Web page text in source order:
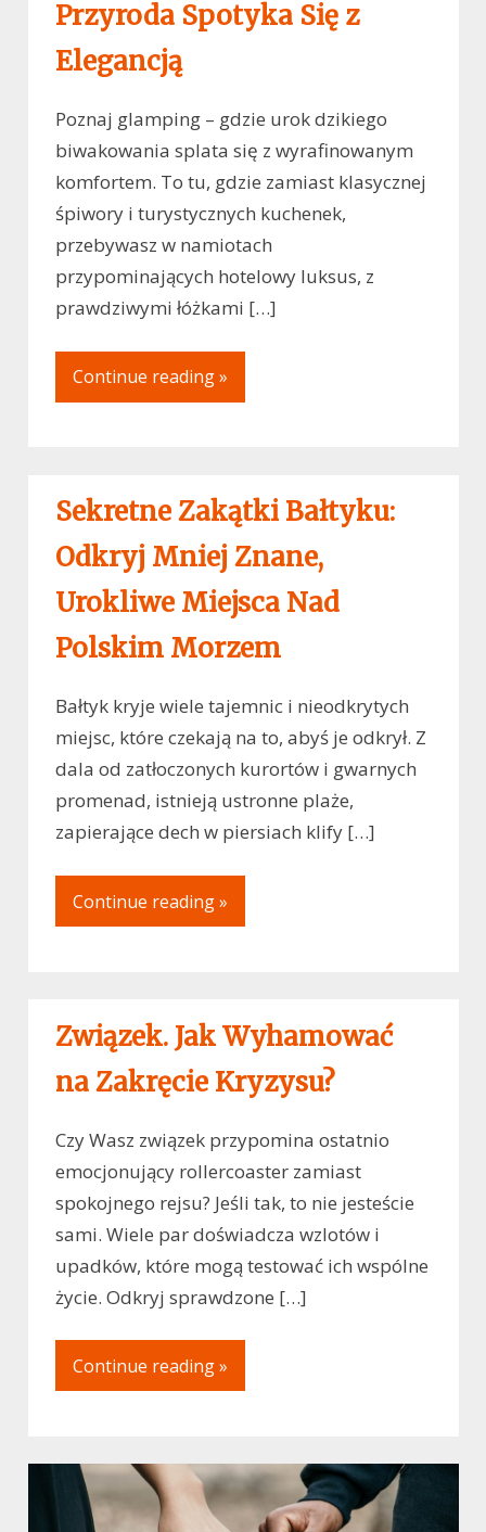
Przyroda Spotyka Się z
Elegancją
Poznaj glamping – gdzie urok dzikiego
biwakowania splata się z wyrafinowanym
komfortem. To tu, gdzie zamiast klasycznej
śpiwory i turystycznych kuchenek,
przebywasz w namiotach
przypominających hotelowy luksus, z
prawdziwymi łóżkami […]
Continue reading »
Sekretne Zakątki Bałtyku:
Odkryj Mniej Znane,
Urokliwe Miejsca Nad
Polskim Morzem
Bałtyk kryje wiele tajemnic i nieodkrytych
miejsc, które czekają na to, abyś je odkrył. Z
dala od zatłoczonych kurortów i gwarnych
promenad, istnieją ustronne plaże,
zapierające dech w piersiach klify […]
Continue reading »
Związek. Jak Wyhamować
na Zakręcie Kryzysu?
Czy Wasz związek przypomina ostatnio
emocjonujący rollercoaster zamiast
spokojnego rejsu? Jeśli tak, to nie jesteście
sami. Wiele par doświadcza wzlotów i
upadków, które mogą testować ich wspólne
życie. Odkryj sprawdzone […]
Continue reading »